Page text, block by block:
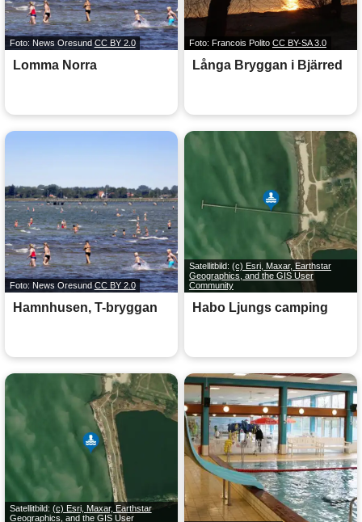
Foto: News OresundCC BY 2.0
Lomma Norra
Foto: Francois Polito CC BY-SA 3.0
Långa Bryggan i Bjärred
Foto: News OresundCC BY 2.0
Hamnhusen, T-bryggan
Satellitbild: (c) Esri, Maxar, Earthstar
Geographics, and the GIS User
Community
Habo Ljungs camping
Satellitbild: (c) Esri, Maxar, Earthstar
Geographics, and the GIS User